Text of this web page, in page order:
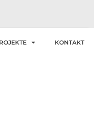
KONTAKT